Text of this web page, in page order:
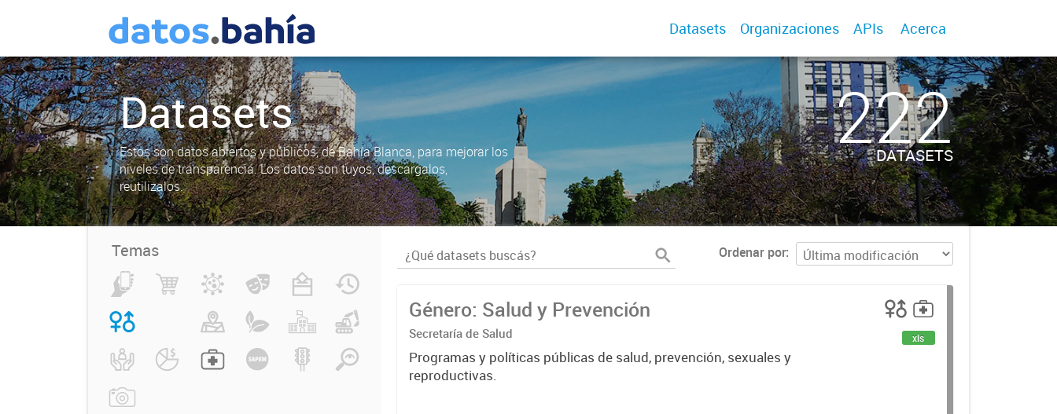
Datasets Organizaciones APIs Acerca
Datasets
Estos son datos abiertos y públicos, de Bahía Blanca, para mejorar los
niveles de transparencia. Los datos son tuyos, descargalos,
reutilizalos.
222
DATASETS
Temas Ordenar por
Género: Salud y Prevención
Secretaría de Salud
Programas y políticas públicas de salud, prevención, sexuales y
reproductivas.
xls